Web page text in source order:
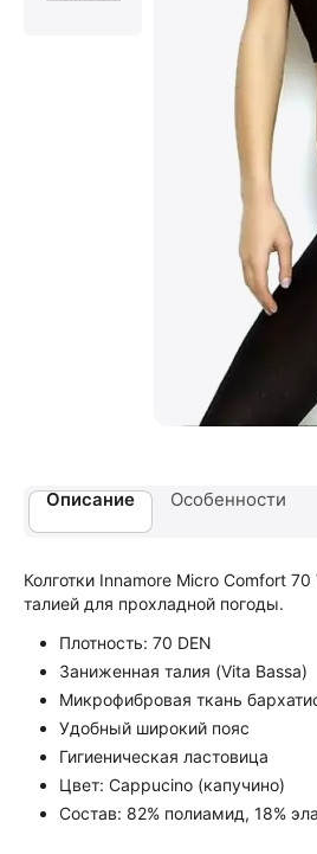
Описание Особенности
Колготки Innamore Micro Comfort
талией для прохладной погоды.
Плотность: 70 DEN
Заниженная талия (Vita Bassa)
Микрофибровая ткань
Удобный широкий пояс
Гигиеническая ластовица
Цвет: Cappucino (капучино)
Состав: 82% полиамид, 18%